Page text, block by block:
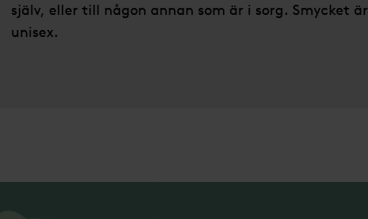
själv, eller till någon annan som är i sorg. Smycket är
unisex.